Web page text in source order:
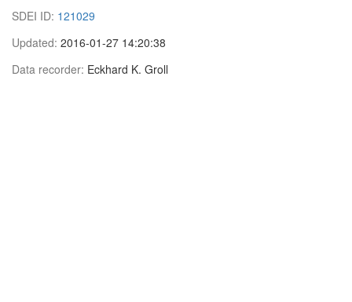
SDEI ID: 121029
Updated: 2016-01-27 14:20:38
Data recorder: Eckhard K. Groll